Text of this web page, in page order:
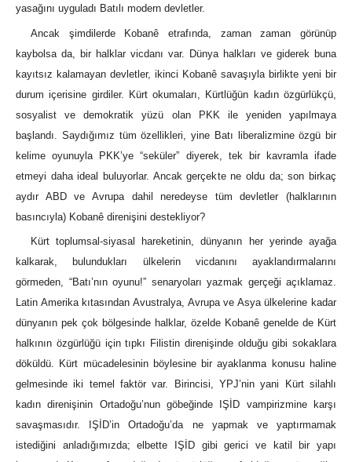
yasağını uyguladı Batılı modern devletler.
Ancak şimdilerde Kobanê etrafında, zaman zaman görünüp
kaybolsa da, bir halklar vicdanı var. Dünya halkları ve giderek buna
kayıtsız kalamayan devletler, ikinci Kobanê savaşıyla birlikte yeni bir
durum içerisine girdiler. Kürt okumaları, Kürtlüğün kadın özgürlükçü,
sosyalist ve demokratik yüzü olan PKK ile yeniden yapılmaya
başlandı. Saydığımız tüm özellikleri, yine Batı liberalizmine özgü bir
kelime oyunuyla PKK’ye “seküler” diyerek, tek bir kavramla ifade
etmeyi daha ideal buluyorlar. Ancak gerçekte ne oldu da; son birkaç
aydır ABD ve Avrupa dahil neredeyse tüm devletler (halklarının
basıncıyla) Kobanê direnişini destekliyor?
Kürt toplumsal-siyasal hareketinin, dünyanın her yerinde ayağa
kalkarak, bulundukları ülkelerin vicdanını ayaklandırmalarını
görmeden, “Batı’nın oyunu!” senaryoları yazmak gerçeği açıklamaz.
Latin Amerika kıtasından Avustralya, Avrupa ve Asya ülkelerine kadar
dünyanın pek çok bölgesinde halklar, özelde Kobanê genelde de Kürt
halkının özgürlüğü için tıpkı Filistin direnişinde olduğu gibi sokaklara
döküldü. Kürt mücadelesinin böylesine bir ayaklanma konusu haline
gelmesinde iki temel faktör var. Birincisi, YPJ’nin yani Kürt silahlı
kadın direnişinin Ortadoğu’nun göbeğinde IŞİD vampirizmine karşı
savaşmasıdır. IŞİD’in Ortadoğu’da ne yapmak ve yaptırmamak
istediğini anladığımızda; elbette IŞİD gibi gerici ve katil bir yapı